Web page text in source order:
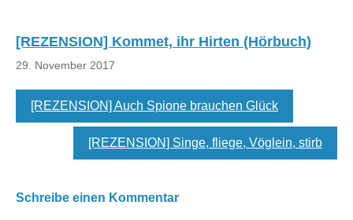
[REZENSION] Kommet, ihr Hirten (Hörbuch)
29. November 2017
[REZENSION] Auch Spione brauchen Glück
[REZENSION] Singe, fliege, Vöglein, stirb
Schreibe einen Kommentar